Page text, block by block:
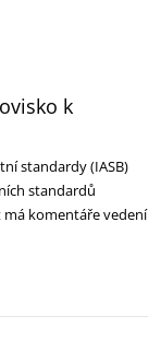
k
standardy (IASB)
standardů
komentáře ‎vedení